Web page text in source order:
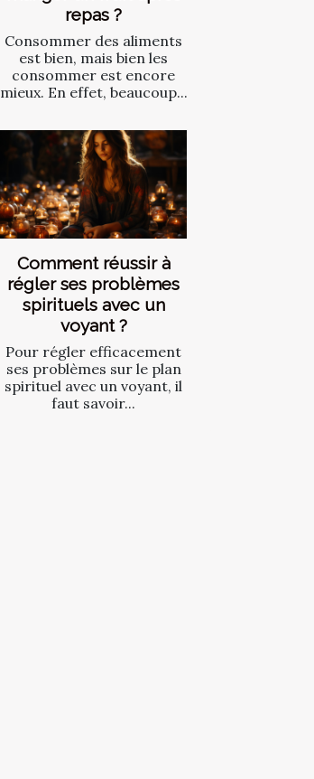
repas ?
Consommer des aliments
est bien, mais bien les
consommer est encore
mieux. En effet, beaucoup...
Comment réussir à
régler ses problèmes
spirituels avec un
voyant ?
Pour régler efficacement
ses problèmes sur le plan
spirituel avec un voyant, il
faut savoir...